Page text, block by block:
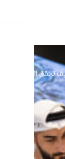
تحقق الشركات...